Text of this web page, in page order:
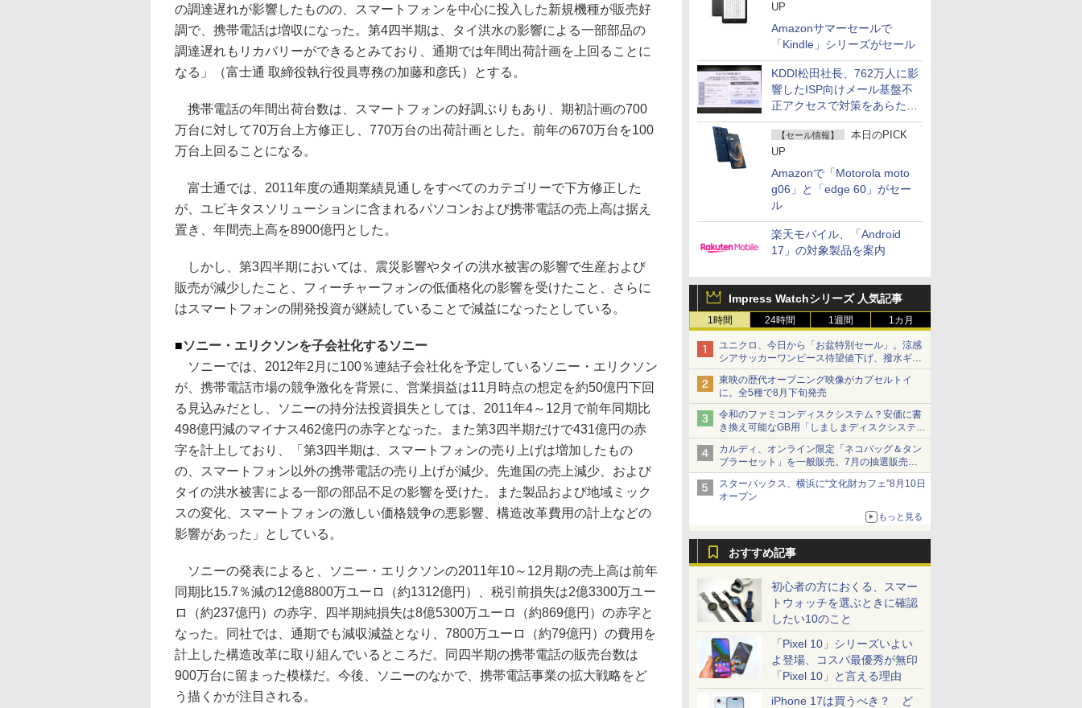
UP
Amazonサマーセールで
「Kindle」シリーズがセール
KDDI松田社長、762万人に影
響したISP向けメール基盤不
正アクセスで対策をあらため
て説明
【セール情報】
本日のPICK
UP
Amazonで「Motorola moto
g06」と「edge 60」がセー
ル
楽天モバイル、「Android
17」の対象製品を案内
Impress Watchシリーズ 人気記事
1時間 24時間 1週間 1カ月
ユニクロ、今日から「お盆特別セール」。涼感
シアサッカーワンピース待望値下げ、撥水ギア
ショーツは1990円に
東映の歴代オープニング映像がカプセルトイ
に。全5種で8月下旬発売
令和のファミコンディスクシステム？安価に書
き換え可能なGB用「しましまディスクシステ
ム」
カルディ、オンライン限定「ネコバッグ＆タン
ブラーセット」を一般販売。7月の抽選販売の
当選無効分
スターバックス、横浜に“文化財カフェ”8月10日
オープン
もっと見る
おすすめ記事
初心者の方におくる、スマー
トウォッチを選ぶときに確認
したい10のこと
「Pixel 10」シリーズいよい
よ登場、コスパ最優秀が無印
「Pixel 10」と言える理由
iPhone 17は買うべき？ ど
の調達遅れが影響したものの、スマートフォンを中心に投入した新規機種が販売好
調で、携帯電話は増収になった。第4四半期は、タイ洪水の影響による一部部品の
調達遅れもリカバリーができるとみており、通期では年間出荷計画を上回ることに
なる」（富士通 取締役執行役員専務の加藤和彦氏）とする。
携帯電話の年間出荷台数は、スマートフォンの好調ぶりもあり、期初計画の700
万台に対して70万台上方修正し、770万台の出荷計画とした。前年の670万台を100
万台上回ることになる。
富士通では、2011年度の通期業績見通しをすべてのカテゴリーで下方修正した
が、ユビキタスソリューションに含まれるパソコンおよび携帯電話の売上高は据え
置き、年間売上高を8900億円とした。
しかし、第3四半期においては、震災影響やタイの洪水被害の影響で生産および
販売が減少したこと、フィーチャーフォンの低価格化の影響を受けたこと、さらに
はスマートフォンの開発投資が継続していることで減益になったとしている。
■ソニー・エリクソンを子会社化するソニー
ソニーでは、2012年2月に100％連結子会社化を予定しているソニー・エリクソン
が、携帯電話市場の競争激化を背景に、営業損益は11月時点の想定を約50億円下回
る見込みだとし、ソニーの持分法投資損失としては、2011年4～12月で前年同期比
498億円減のマイナス462億円の赤字となった。また第3四半期だけで431億円の赤
字を計上しており、「第3四半期は、スマートフォンの売り上げは増加したもの
の、スマートフォン以外の携帯電話の売り上げが減少。先進国の売上減少、および
タイの洪水被害による一部の部品不足の影響を受けた。また製品および地域ミック
スの変化、スマートフォンの激しい価格競争の悪影響、構造改革費用の計上などの
影響があった」としている。
ソニーの発表によると、ソニー・エリクソンの2011年10～12月期の売上高は前年
同期比15.7％減の12億8800万ユーロ（約1312億円）、税引前損失は2億3300万ユー
ロ（約237億円）の赤字、四半期純損失は8億5300万ユーロ（約869億円）の赤字と
なった。同社では、通期でも減収減益となり、7800万ユーロ（約79億円）の費用を
計上した構造改革に取り組んでいるところだ。同四半期の携帯電話の販売台数は
900万台に留まった模様だ。今後、ソニーのなかで、携帯電話事業の拡大戦略をど
う描くかが注目される。